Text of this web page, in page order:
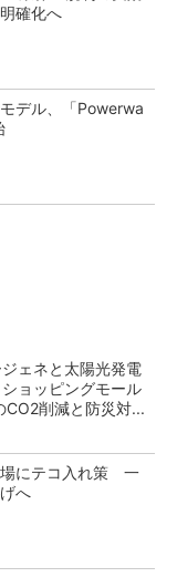
確化へ
デル、「Powerwa
ェネと太陽光発電
ョッピングモール
CO2削減と防災対...
場にテコ入れ策 一
へ